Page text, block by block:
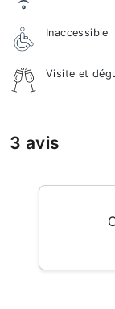
Inaccessible
Visite et
3 avis